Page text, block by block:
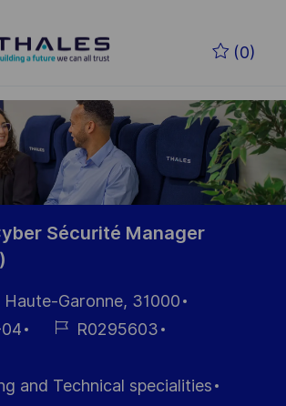
(0)
Sécurité Manager
Haute-Garonne, 31000
Job- R0295603
and Technical specialities